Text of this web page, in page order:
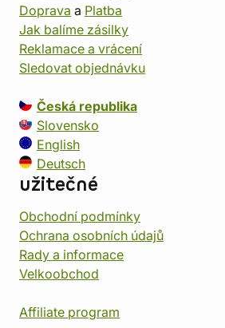
Doprava a Platba
Jak balíme zásilky
Reklamace a vrácení
Sledovat objednávku
Česká republika
Slovensko
English
Deutsch
užitečné
Obchodní podmínky
Ochrana osobních údajů
Rady a informace
Velkoobchod
Affiliate program